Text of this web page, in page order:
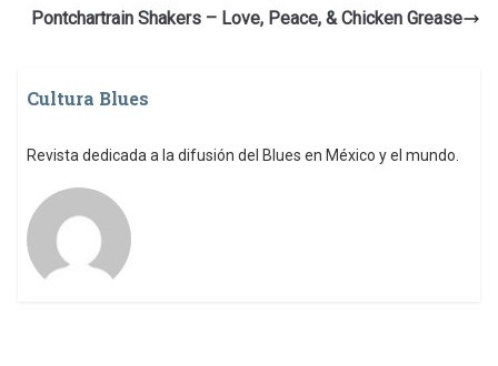
Pontchartrain Shakers – Love, Peace, & Chicken Grease
Cultura Blues
Revista dedicada a la difusión del Blues en México y el mundo.